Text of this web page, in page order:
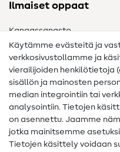
Ilmaiset oppaat
Kangassanasto
Ompelusanasto
Ompeluohjeet
Apua ja yhteystiedot
Yhteystiedot
Tietoa
Käytämme evästeitä ja
verkkosivustollamme ja
vierailijoiden henkilötietoja
sisällön ja mainosten
median integrointiin tai
analysointiin. Tietojen
on asennettu. Jaamme
jotka mainitsemme
Tietojen käsittely voidaan